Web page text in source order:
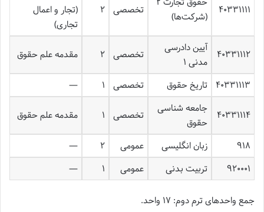
۴۰۳۳۱۱۱۱
(شرکت‌ها)
تخصصی ۲
(تجار و اعمال
تجاری)
۴۰۳۳۱۱۱۲
آیین دادرسی
مدنی ۱
تخصصی ۲ مقدمه علم حقوق
۴۰۳۳۱۱۱۳ تاریخ حقوق تخصصی ۱ —
۴۰۳۳۱۱۱۴
جامعه شناسی
حقوق
تخصصی ۱ مقدمه علم حقوق
۹۱۸ زبان انگلیسی عمومی ۲
—
۹۲۰۰۰۱
تربیت بدنی عمومی ۱ —
جمع واحدهای ترم دوم: ۱۷ واحد.